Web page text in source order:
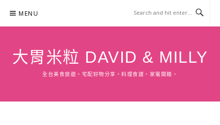
content
MENU
大胃米粒 DAVID & MILLY
全台美食旅遊。宅配好物分享。料理食譜。家電開箱。